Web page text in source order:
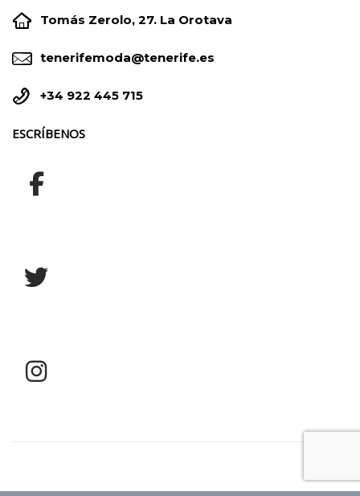

 Tomás Zerolo, 27. La Orotava

 tenerifemoda@tenerife.es

 +34 922 445 715
ESCRÍBENOS